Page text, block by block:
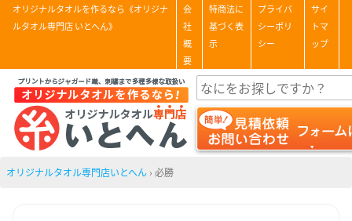
オリジナルタオルを作るなら《オリジナ
ルタオル専門店 いとへん》
会
社
概
要
特商法に
基づく表
示
プライバ
シーポリ
シー
サイ
トマ
ップ
オリジナルタオル専門店いとへん › 必勝